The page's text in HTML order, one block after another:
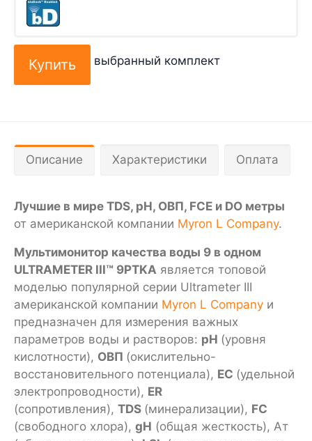
выбранный комплект
Описание Характеристики Оплата
Лучшие в мире TDS, pH, ОВП, FCE и DO метры
от американской компании Myron L Company.
Мультимонитор качества воды 9 в одном
ULTRAMETER III™ 9PTKA является топовой
моделью популярной серии Ultrameter III
американской компании Myron L Company и
предназначен для измерения важных
параметров воды и растворов: pH (уровня
кислотности), ОВП (окислительно-
восстановительного потенциала), EС (удельной
электропроводности), ER
(cопротивления), TDS (минерализации), FC
(свободного хлора), gH (общая жесткость), Ат